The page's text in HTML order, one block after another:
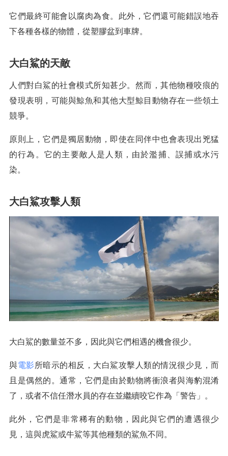
它們最終可能會以腐肉為食。此外，它們還可能錯誤地吞
下各種各樣的物體，從塑膠盆到車牌。
大白鯊的天敵
人們對白鯊的社會模式所知甚少。然而，其他物種咬痕的
發現表明，可能與鯨魚和其他大型鯨目動物存在一些領土
競爭。
原則上，它們是獨居動物，即使在同伴中也會表現出兇猛
的行為。它的主要敵人是人類，由於濫捕、誤捕或水污
染。
大白鯊攻擊人類
大白鯊的數量並不多，因此與它們相遇的機會很少。
與電影所暗示的相反，大白鯊攻擊人類的情況很少見，而
且是偶然的。通常，它們是由於動物將衝浪者與海豹混淆
了，或者不信任潛水員的存在並繼續咬它作為「警告」。
此外，它們是非常稀有的動物，因此與它們的遭遇很少
見，這與虎鯊或牛鯊等其他種類的鯊魚不同。